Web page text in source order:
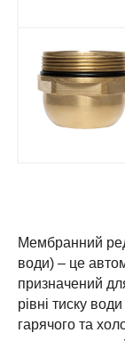
Мембранний
води) – це
призначений
рівні тиску
гарячого та